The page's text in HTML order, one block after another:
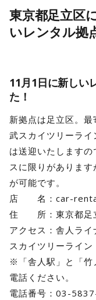
東京都足立区
いレンタル拠
11月1日に新しい
た！
新拠点は足立区。
武スカイツリーラ
は送迎いたします
スに限りがありま
が可能です。
店 名：car-
住 所：東京都足
アクセス：舎人ラ
スカイツリーライン
※「舎人駅」と「竹
電話ください。
電話番号：03-